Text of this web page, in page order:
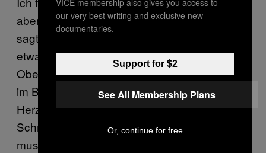
aber mir gingen die Venen aus, und der Arzt
sagte: „Die einzige Stelle, in die Sie sich noch
etwas injizieren können, ist die
Oberschenkelvene.” Diese Vene verläuft tief
im Bein, durch den Schritt und dann zum
Herzen. Der beste Zugang ist durch den
Schritt, aber die Nadel war zu klein, also
musste ich anfangen, eine von denen hier zu
our very best writing and exclusive new
documentaries.
Support for $2
See All Membership Plans
Or, continue for free